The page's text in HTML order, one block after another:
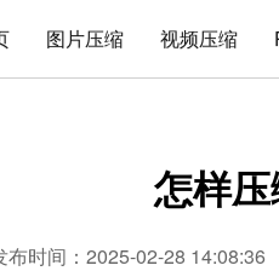
图片压缩 视频压缩
怎样
布时间：2025-02-28 14:08:36